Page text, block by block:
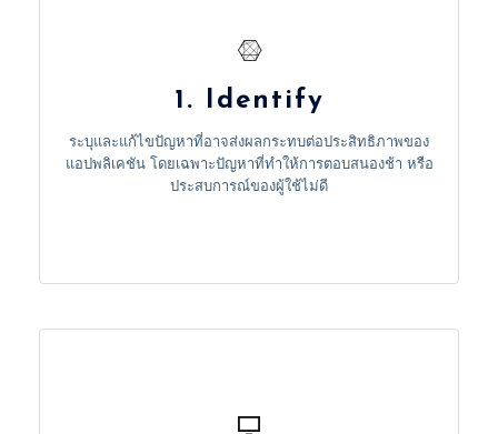
1. Identify
ระบุและแก้ไขปัญหาที่อาจส่งผลกระทบต่อประสิทธิภาพของ
แอปพลิเคชัน โดยเฉพาะปัญหาที่ทำให้การตอบสนองช้า หรือ
ประสบการณ์ของผู้ใช้ไม่ดี
1. Identify
Identify and resolve issues that may impact
application performance, particularly those causing
slow response times or poor user experience.